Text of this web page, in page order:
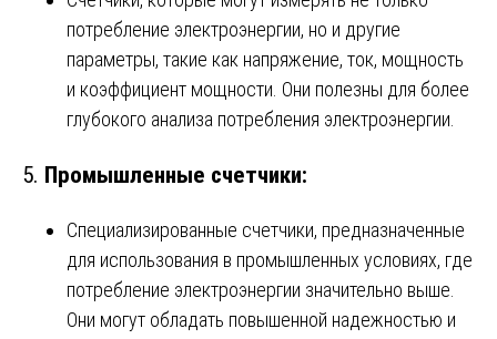
потребление электроэнергии, но и другие
параметры, такие как напряжение, ток, мощность
и коэффициент мощности. Они полезны для более
глубокого анализа потребления электроэнергии.
5. Промышленные счетчики:
Специализированные счетчики, предназначенные
для использования в промышленных условиях, где
потребление электроэнергии значительно выше.
Они могут обладать повышенной надежностью и